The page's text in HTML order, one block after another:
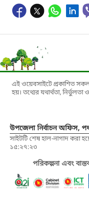
এই ওয়েবসাইটে প্রকাশিত সকল
হয়। তথ্যের যথার্থতা, নির্ভুলতা
উপজেলা নির্বাচন অফিস,
সাইটটি শেষ হাল-নাগাদ করা
১৫:২৭:২৩
পরিকল্পনা এবং